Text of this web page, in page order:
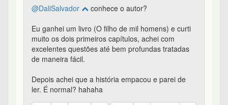
@DaliSalvador
conhece o autor?
Eu ganhei um livro (O filho de mil homens) e curti
muito os dois primeiros capítulos, achei com
excelentes questões até bem profundas tratadas
de maneira fácil.
Depois achei que a história empacou e parei de
ler. É normal? hahaha